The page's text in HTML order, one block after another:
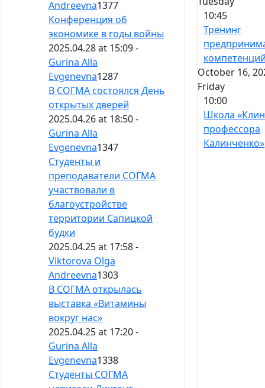
Andreevna1377
Конференция об
экономике в годы войны
2025.04.28 at 15:09 -
Gurina Alla
Evgenevna1287
В СОГМА состоялся День
открытых дверей
2025.04.26 at 18:50 -
Gurina Alla
Evgenevna1347
Студенты и
преподаватели СОГМА
участвовали в
благоустройстве
территории Сапицкой
будки
2025.04.25 at 17:58 -
Viktorova Olga
Andreevna1303
В СОГМА открылась
выставка «Витамины
вокруг нас»
2025.04.25 at 17:20 -
Gurina Alla
Evgenevna1338
Студенты СОГМА
10:45
Тренинг
October 16,
Friday
10:00
Школа
профессора
Калинченко»